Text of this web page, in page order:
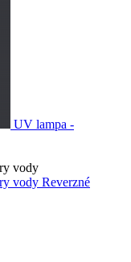
UV lampa -
Reverzné